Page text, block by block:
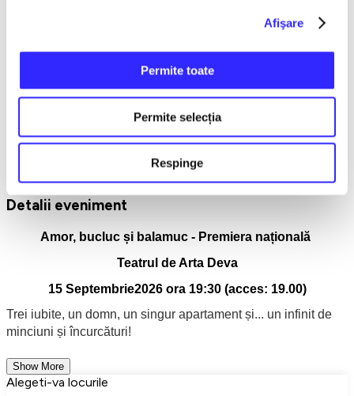
Afişare
Permite toate
Permite selecția
Respinge
Pe fondul acestor încurcături, apare o surpriză ce-l are ca
Finalul aduce o rezolvare aparent ordonată a dezastrului,
fragilitatea planurilor „perfecte".
Spectacol nerecomandat sub 12 ani.
Detalii eveniment
Amor, bucluc și balamuc - Premiera națională
Teatrul de Arta Deva
15 Septembrie2026 ora 19:30 (acces: 19.00)
Trei iubite, un domn, un singur apartament și... un infinit de
minciuni și încurcături!
Show More
Alegeti-va locurile